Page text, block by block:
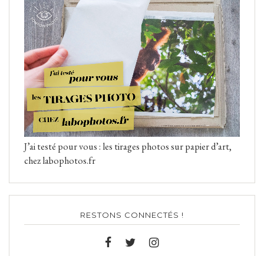
J’ai testé pour vous : les tirages photos sur papier d’art,
chez labophotos.fr
RESTONS CONNECTÉS !